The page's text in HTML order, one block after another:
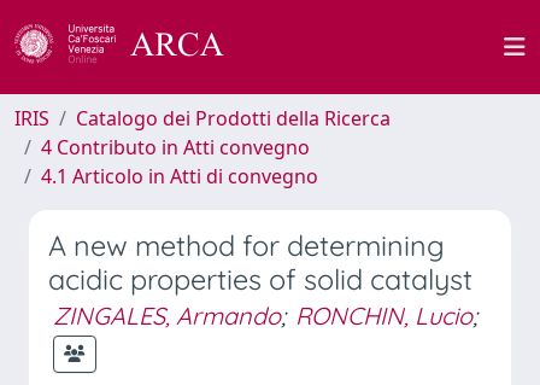
IRIS
Catalogo dei Prodotti della Ricerca
4 Contributo in Atti convegno
4.1 Articolo in Atti di convegno
A new method for determining
acidic properties of solid catalyst
ZINGALES, Armando; RONCHIN, Lucio;